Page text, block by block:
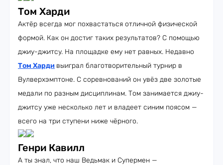
Том Харди
Актёр всегда мог похвастаться отличной физической
формой. Как он достиг таких результатов? С помощью
джиу-джитсу. На площадке ему нет равных. Недавно
Том Харди выиграл благотворительный турнир в
Вулверхэмптоне. С соревнований он увёз две золотые
медали по разным дисциплинам. Том занимается джиу-
джитсу уже несколько лет и владеет синим поясом —
всего на три ступени ниже чёрного.
Генри Кавилл
А ты знал, что наш Ведьмак и Супермен —